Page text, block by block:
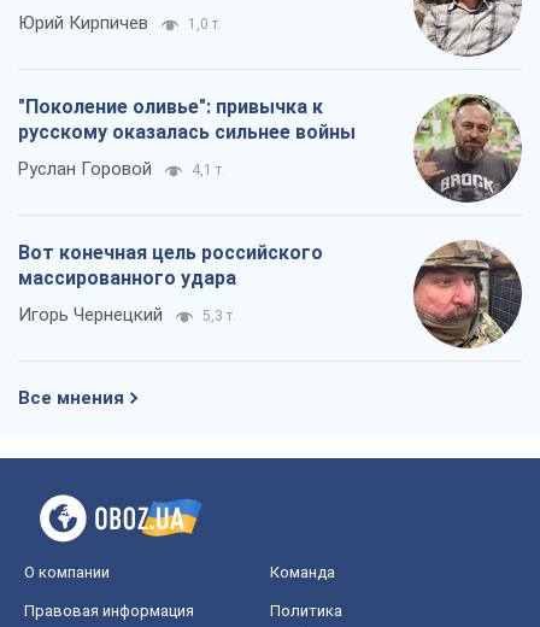
Юрий Кирпичев 1,0 т.
"Поколение оливье": привычка к
русскому оказалась сильнее войны
Руслан Горовой 4,1 т.
Вот конечная цель российского
массированного удара
Игорь Чернецкий 5,3 т.
Все мнения
О компании Команда
Правовая информация
Политика